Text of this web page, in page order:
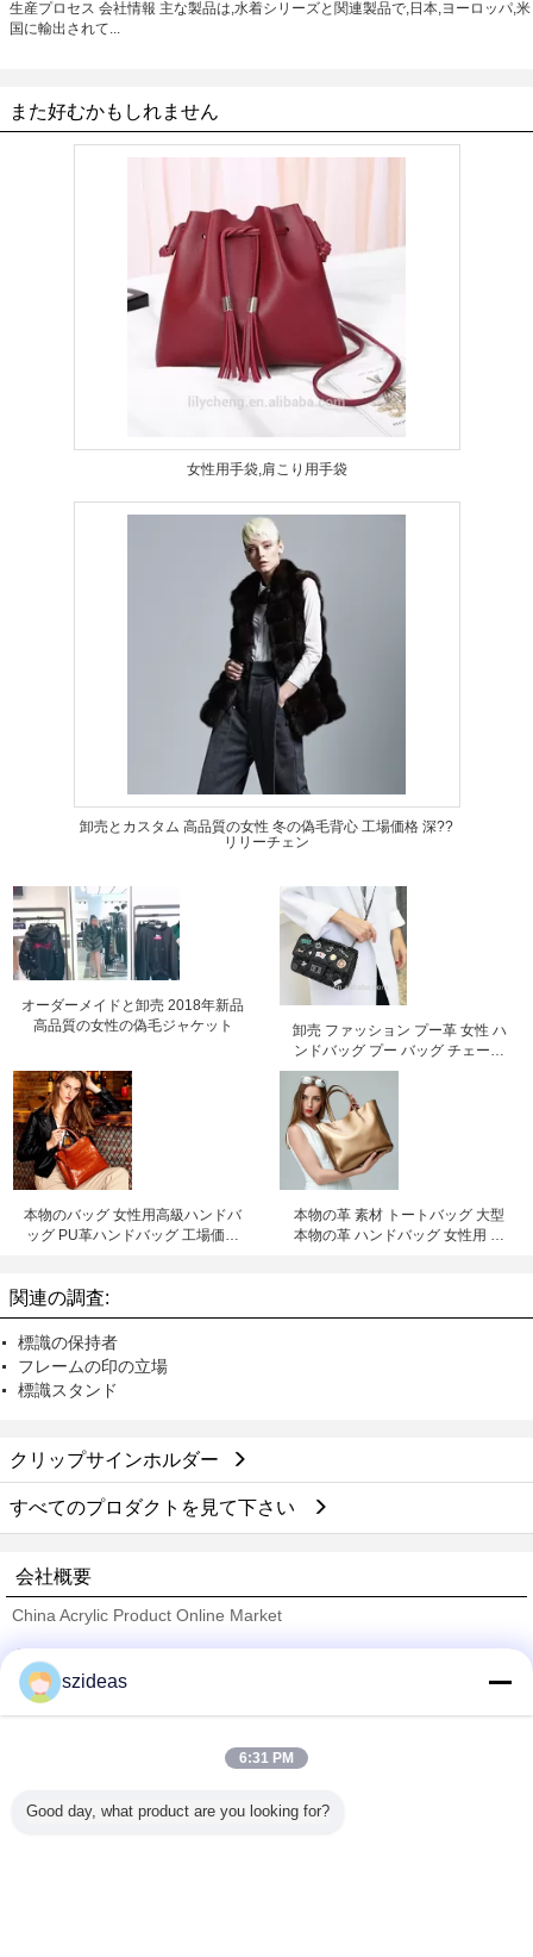
生産プロセス 会社情報 主な製品は,水着シリーズと関連製品で,日本,ヨーロッパ,米
国に輸出されて...
また好むかもしれません
女性用手袋,肩こり用手袋
卸売とカスタム 高品質の女性 冬の偽毛背心 工場価格 深??
リリーチェン
オーダーメイドと卸売 2018年新品
高品質の女性の偽毛ジャケット
卸売 ファッション プー革 女性 ハ
ンドバッグ プー バッグ チェーン
バッグ クロスボディ バッグ 工場価
格 深?? リリー チェン
本物のバッグ 女性用高級ハンドバ
ッグ PU革ハンドバッグ 工場価格
本物の革 素材 トートバッグ 大型
本物の革 ハンドバッグ 女性用 革
関連の調査:
標識の保持者
フレームの印の立場
標識スタンド
クリップサインホルダー
すべてのプロダクトを見て下さい
会社概要
China Acrylic Product Online Market
Trust Seal
すべての製品
szideas
6:31 PM
Good day, what product are you looking for?